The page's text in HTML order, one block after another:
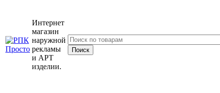
Интернет
магазин
наружной
рекламы
и АРТ
изделии.